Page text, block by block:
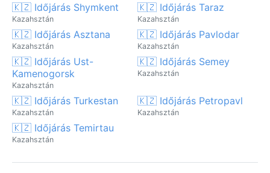
🇰🇿 Időjárás Shymkent
Kazahsztán
🇰🇿 Időjárás Taraz
Kazahsztán
🇰🇿 Időjárás Asztana
Kazahsztán
🇰🇿 Időjárás Pavlodar
Kazahsztán
🇰🇿 Időjárás Ust-
Kamenogorsk
Kazahsztán
🇰🇿 Időjárás Semey
Kazahsztán
🇰🇿 Időjárás Turkestan
Kazahsztán
🇰🇿 Időjárás Petropavl
Kazahsztán
🇰🇿 Időjárás Temirtau
Kazahsztán